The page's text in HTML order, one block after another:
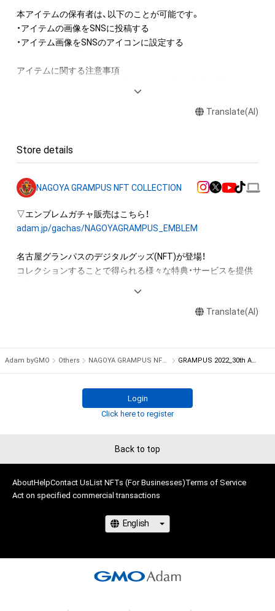
本アイテムの保有者は、以下のことが可能です。
・アイテムの画像をSNSに投稿する
・アイテム画像をSNSのアイコンに設定する
アイテムに関する注意事項
産権(著作権、特許権、実用新案権、商標権、意匠権その他の知的
の著作権を有する方、著作隣接権の権利者またはその管理委託
そのため、本アイテムを保有していたとしても、本アイテムに関
する創作物にかかる知的財産権を有することを意味しません。
・本アイテムの著作権を有する方、著作隣接権の権利者またはそ
の管理委託を受けている者からの事前の同 意なしに、上記の
財産権を侵害するおそれのある行為(改変、公開、配布、逆コンパ
イル、リバースエンジニアリングを含みますが、これに限定され
・本アイテムに関する創作物の利用については、公序良俗や法令
に反する利用またはその恐れのある利用など、作成者が不適切
保有者、その他第三者が損害を被った場合、その損害がいかなる
方、著作隣接権の権利者またはその管理委託を受けている者は、
何らの法的責任も負わないものとします。
株式会社名古屋グランパスエイト
nftcollection@nagoya-grampus-eight.co.jp
Translate(AI)
Store details
NAGOYA GRAMPUS NFT COLLECTION
adam.jp/gachas/NAGOYAGRAMPUS_EMBLEM
名古屋グランパスのデジタルグッズ(NFT)が登場！
コレクションすることで得られる様々な特典・サービスを提供
世界に一つしかない名古屋グランパスのNFT COLLECTIONをゲ
Translate(AI)
Adam byGMO Others NAGOYA GRAMPUS NFT COLLECTION GRAMPUS 2022_30th Anniversary
Login
Click here to register
Back to top
AboutHelpContact UsList NFTs (For Businesses)Terms of Service
Act on specified commercial transactions